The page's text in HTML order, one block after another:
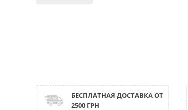
БЕСПЛАТНАЯ ДОСТАВКА ОТ
2500 ГРН